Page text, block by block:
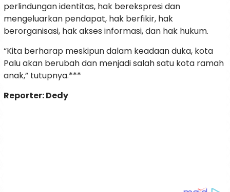
perlindungan identitas, hak berekspresi dan
mengeluarkan pendapat, hak berfikir, hak
berorganisasi, hak akses informasi, dan hak hukum.
“Kita berharap meskipun dalam keadaan duka, kota
Palu akan berubah dan menjadi salah satu kota ramah
anak,” tutupnya.***
Reporter: Dedy